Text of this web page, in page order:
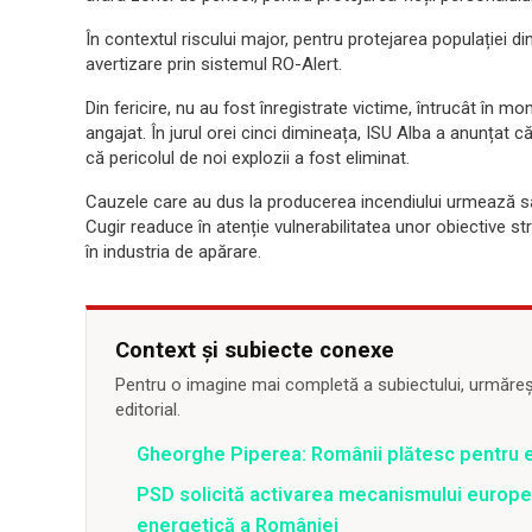
În contextul riscului major, pentru protejarea populației
avertizare prin sistemul RO-Alert.
Din fericire, nu au fost înregistrate victime, întrucât în
angajat. În jurul orei cinci dimineața, ISU Alba a anunțat
că pericolul de noi explozii a fost eliminat.
Cauzele care au dus la producerea incendiului urmează
Cugir readuce în atenție vulnerabilitatea unor obiective
în industria de apărare.
Context și subiecte conexe
Pentru o imagine mai completă a subiectului,
editorial.
Gheorghe Piperea: Românii plătesc
PSD solicită activarea mecanismului
energetică a României